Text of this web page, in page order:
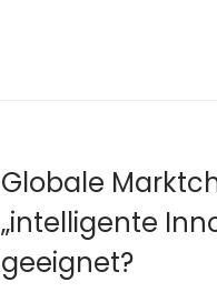
Globale
„intelligente
geeignet?